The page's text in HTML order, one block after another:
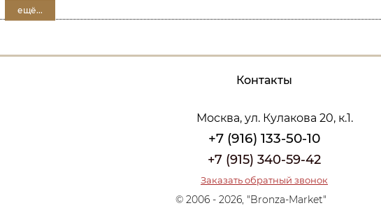
ещё...
Контакты
Москва, ул. Кулакова 20, к.1.
+7 (916) 133-50-10
+7 (915) 340-59-42
Заказать обратный звонок
© 2006 - 2026, "Bronza-Market"